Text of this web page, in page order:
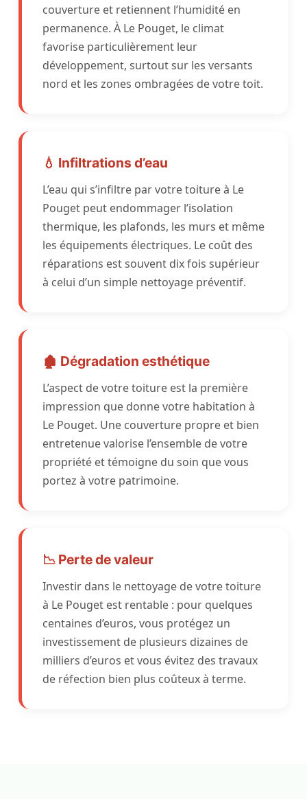
couverture et retiennent l’humidité en
permanence. À Le Pouget, le climat
favorise particulièrement leur
développement, surtout sur les versants
nord et les zones ombragées de votre toit.
💧 Infiltrations d’eau
L’eau qui s’infiltre par votre toiture à Le
Pouget peut endommager l’isolation
thermique, les plafonds, les murs et même
les équipements électriques. Le coût des
réparations est souvent dix fois supérieur
à celui d’un simple nettoyage préventif.
🏚️ Dégradation esthétique
L’aspect de votre toiture est la première
impression que donne votre habitation à
Le Pouget. Une couverture propre et bien
entretenue valorise l’ensemble de votre
propriété et témoigne du soin que vous
portez à votre patrimoine.
📉 Perte de valeur
Investir dans le nettoyage de votre toiture
à Le Pouget est rentable : pour quelques
centaines d’euros, vous protégez un
investissement de plusieurs dizaines de
milliers d’euros et vous évitez des travaux
de réfection bien plus coûteux à terme.